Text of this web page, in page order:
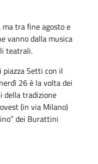
ma tra fine agosto e
vanno dalla musica
teatrali.
piazza Setti con il
26 è la volta dei
della tradizione
(in via Milano)
dei Burattini